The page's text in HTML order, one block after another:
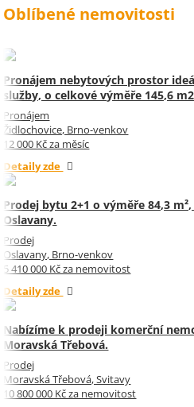
Oblíbené nemovitosti
Pronájem nebytových prostor
služby, o celkové výměře 145,6
Pronájem
Židlochovice, Brno-venkov
12 000 Kč za měsíc
Detaily zde
Prodej bytu 2+1 o výměře 84,3
Oslavany.
Prodej
Oslavany, Brno-venkov
5 410 000 Kč za nemovitost
Detaily zde
Nabízíme k prodeji komerční
Moravská Třebová.
Prodej
Moravská Třebová, Svitavy
10 800 000 Kč za nemovitost